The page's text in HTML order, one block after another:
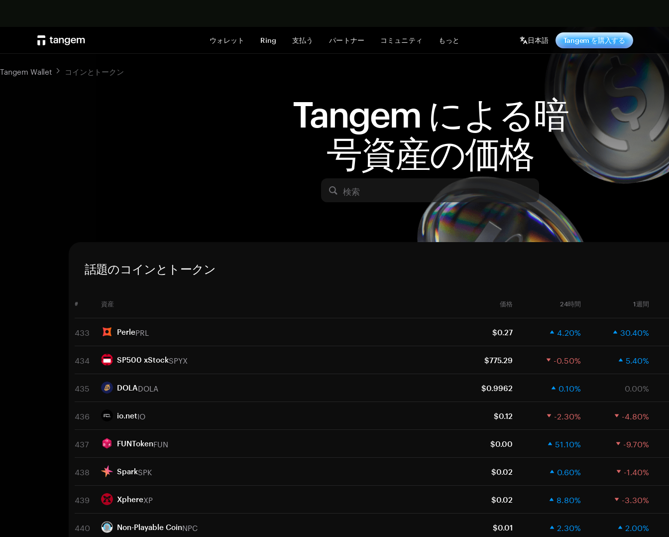
ウォレット Ring 支払う パートナー コミュニティ もっと 日本語 Tangem を購入する
Tangem による暗
号資産の価格
検索
Tangem Wallet コインとトークン
話題のコインとトークン
# 資産 価格 24時間 1週間
433 PerlePRL $0.27 4.20% 30.40%
434 SP500 xStockSPYX $775.29 -0.50% 5.40%
435 DOLADOLA $0.9962 0.10% 0.00%
436 io.netIO $0.12 -2.30% -4.80%
437 FUNTokenFUN $0.00 51.10% -9.70%
438 SparkSPK $0.02 0.60% -1.40%
439 XphereXP $0.02 8.80% -3.30%
440 Non-Playable CoinNPC $0.01 2.30% 2.00%